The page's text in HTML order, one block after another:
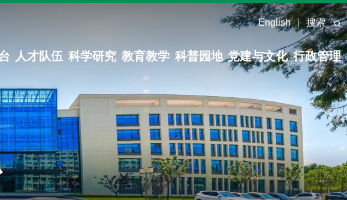
English 搜索
人才队伍 科学研究 教育教学 科普园地 党建与文化 行政管理